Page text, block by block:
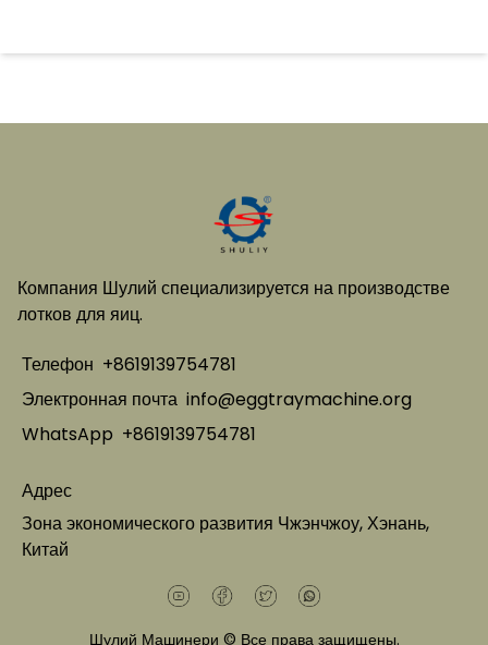
Компания Шулий специализируется на производстве
лотков для яиц.
Телефон +8619139754781
Электронная почта info@eggtraymachine.org
WhatsApp +8619139754781
Адрес
Зона экономического развития Чжэнчжоу, Хэнань,
Китай
Шулий Машинери © Все права защищены.